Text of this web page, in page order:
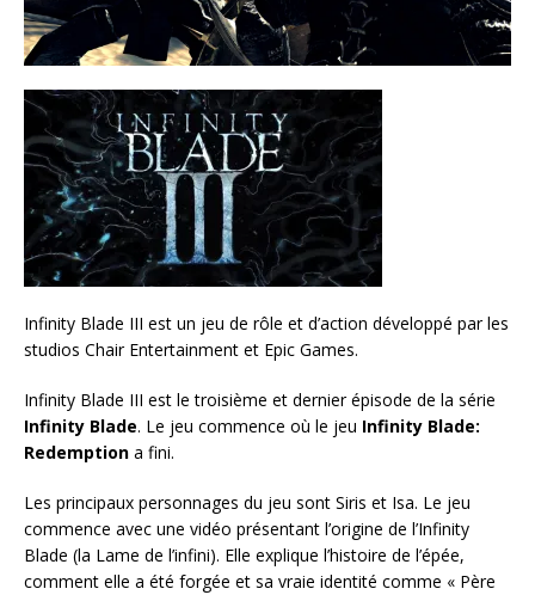
Infinity Blade III est un jeu de rôle et d’action développé par les
studios Chair Entertainment et Epic Games.
Infinity Blade III est le troisième et dernier épisode de la série
Infinity Blade. Le jeu commence où le jeu Infinity Blade:
Redemption a fini.
Les principaux personnages du jeu sont Siris et Isa. Le jeu
commence avec une vidéo présentant l’origine de l’Infinity
Blade (la Lame de l’infini). Elle explique l’histoire de l’épée,
comment elle a été forgée et sa vraie identité comme « Père